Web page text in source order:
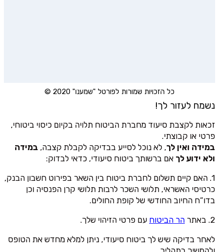
כל הזכויות שמורות לפורטל "שמענו" 2020 ©
נשמח לעזור לך!
זכאות לקצבת סיעוד מחברת הביטוח תלויה בקיום כיסוי ביטוחי,
פרטי או קבוצתי.
במידה ואין לך, לא נוכל לסייע בבדיקה לקבלת קצבה, במידה
ולא ידוע לך אם ברשותך ביטוח סיעודי, כדאי לבדוק:
1. האם קיים תשלום לחברת ביטוח בין השאר בפירוט חשבון הבנק,
כרטיסי האשראי, תלושי השכר לרבות תלושי קרן הפנסיה וכן
בדו”ח החיוב החודשי של קופת החולים.
2. באתר
הר הביטוח עם פרטי הזיהוי שלך.
לאחר בדיקה שיש לך ביטוח סיעודי, ניתן למלא מחדש את הטופס